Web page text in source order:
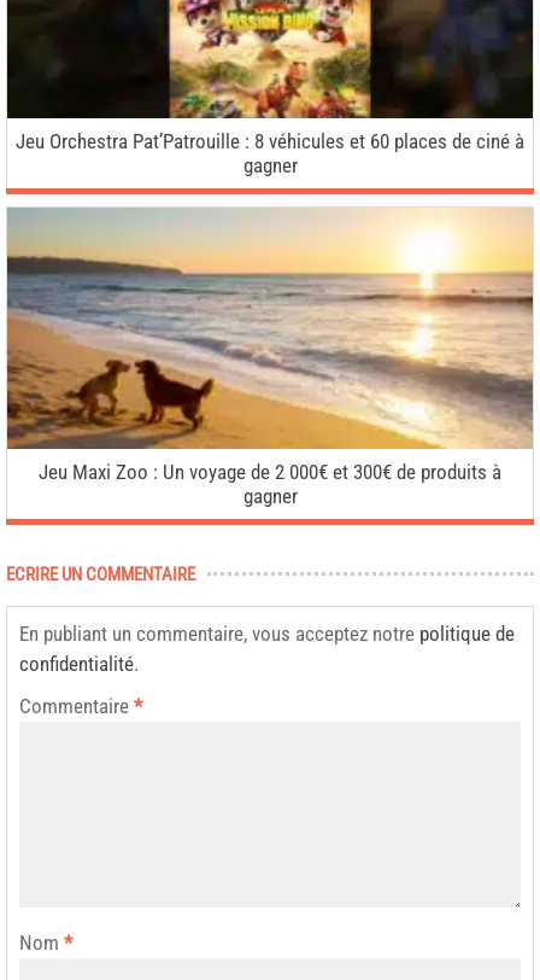
Jeu Orchestra Pat’Patrouille : 8 véhicules et 60 places de ciné à
gagner
Jeu Maxi Zoo : Un voyage de 2 000€ et 300€ de produits à
gagner
ECRIRE UN COMMENTAIRE
En publiant un commentaire, vous acceptez notre politique de
confidentialité.
Commentaire *
Nom *